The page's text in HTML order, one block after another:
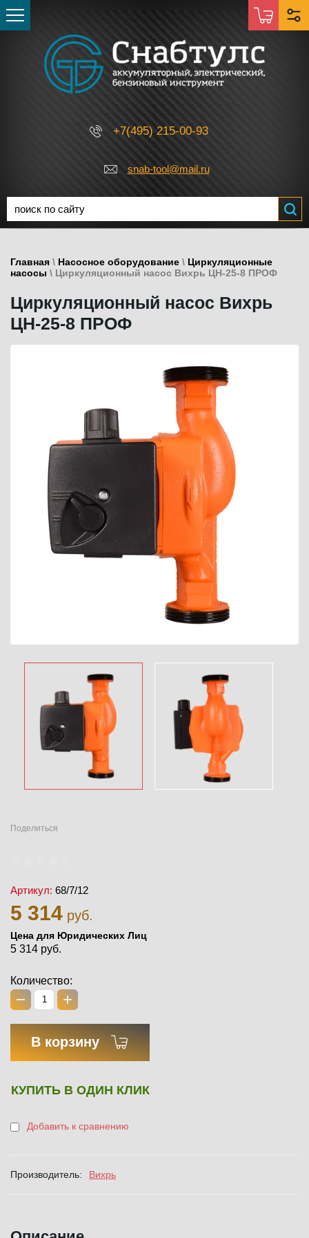
+7(495) 215-00-93
snab-tool@mail.ru
Главная \ Насосное оборудование \ Циркуляционные
насосы \ Циркуляционный насос Вихрь ЦН-25-8 ПРОФ
Циркуляционный насос Вихрь
ЦН-25-8 ПРОФ
Поделиться
Артикул: 68/7/12
5 314 руб.
Цена для Юридических Лиц
5 314 руб.
Количество:
− +
В корзину
КУПИТЬ В ОДИН КЛИК
Добавить к сравнению
Производитель: Вихрь